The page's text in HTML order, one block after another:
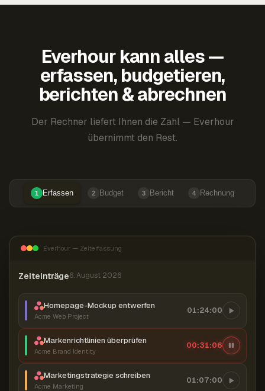
Everhour kann alles —
erfassen, budgetieren,
berichten & abrechnen
Der Rechner liefert Ihnen die Zahl — Everhour
übernimmt den Rest.
1 Erfassen 2 Budget 3 Bericht 4 Rechnung
Everhour — Zeiterfassung
Zeiteinträge6. August 2026
Homepage-Mockup entwerfen
Acme Web Project
01:24:00
Markenrichtlinien überprüfen
Acme Brand Identity
00:31:07
Marketingstrategie schreiben
Acme Marketing
01:07:00